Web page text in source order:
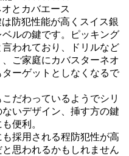
防犯性能が高くスイス銀
ルの鍵です。ピッキング
われており、ドリルなど
ご家庭にカバスターネオ
ーゲットとしなくなるで
だわっているようでシリ
いデザイン、挿す方の鍵
便利。
採用される程防犯性が高
思われるかもしれません